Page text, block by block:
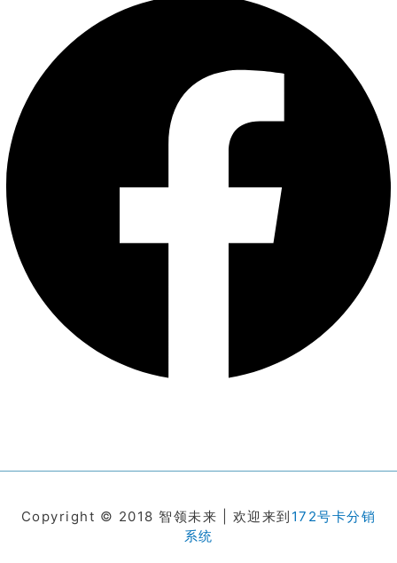
Copyright © 2018 智领未来 | 欢迎来到 172号卡分销
系统